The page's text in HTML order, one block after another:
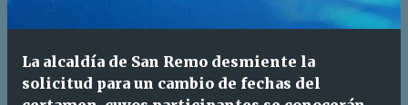
La alcaldía de San Remo desmiente la
solicitud para un cambio de fechas del